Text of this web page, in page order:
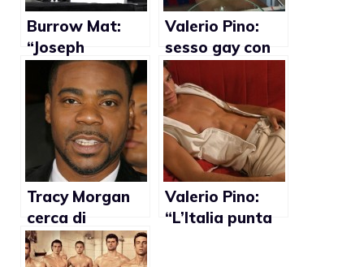
Burrow Mat:
“Joseph
Gordon-Levitt
mi dà
l’erezione”
(Video)
Valerio Pino:
sesso gay con
Cristiano
Ronaldo?
Tracy Morgan
cerca di
spiegare le
battute sui gay
Valerio Pino:
“L’Italia punta